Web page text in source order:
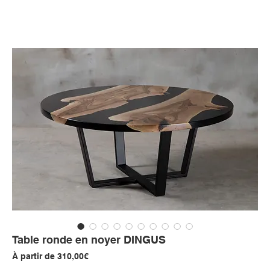
Table ronde en noyer DINGUS
À partir de 310,00€Prix